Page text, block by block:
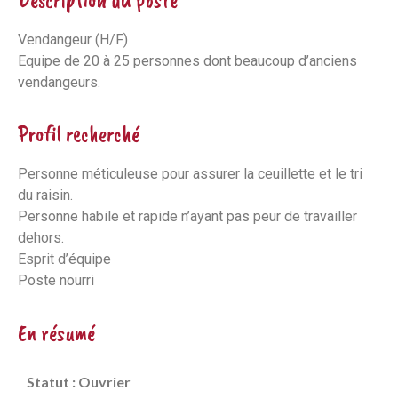
Vendangeur (H/F)
Equipe de 20 à 25 personnes dont beaucoup d’anciens
vendangeurs.
Profil recherché
Personne méticuleuse pour assurer la ceuillette et le tri
du raisin.
Personne habile et rapide n’ayant pas peur de travailler
dehors.
Esprit d’équipe
Poste nourri
En résumé
Statut : Ouvrier